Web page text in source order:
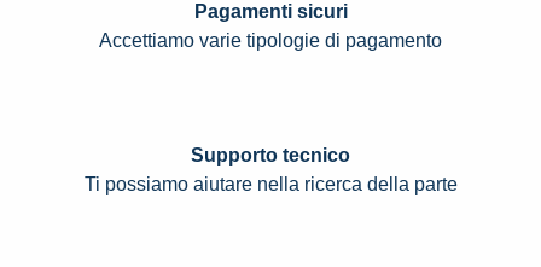
Pagamenti sicuri
Accettiamo varie tipologie di pagamento
Supporto tecnico
Ti possiamo aiutare nella ricerca della parte